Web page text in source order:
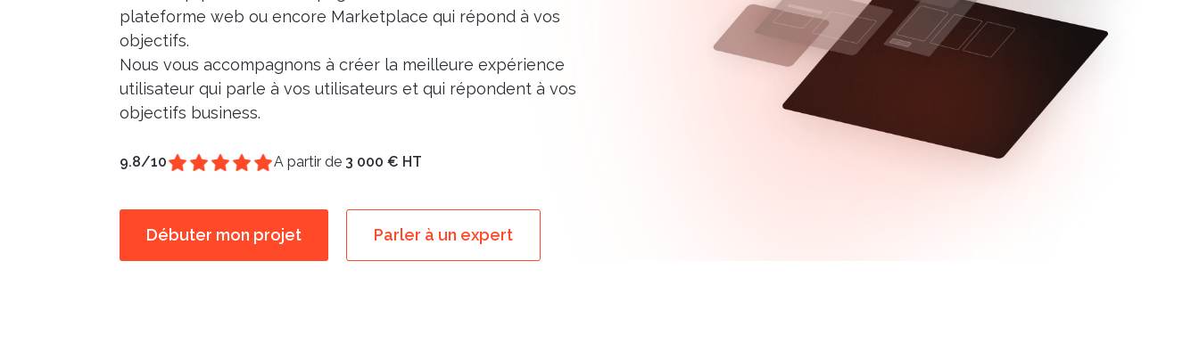
plateforme web ou encore Marketplace qui répond à vos
objectifs.
Nous vous accompagnons à créer la meilleure expérience
utilisateur qui parle à vos utilisateurs et qui répondent à vos
objectifs business.
9.8/10 A partir de 3 000 € HT
Débuter mon projet Parler à un expert